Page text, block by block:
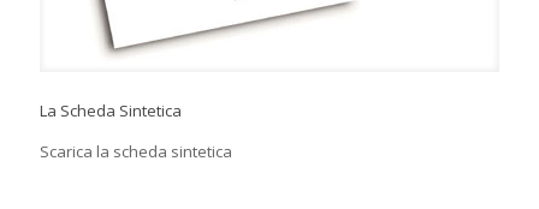
La Scheda Sintetica
Scarica la scheda sintetica